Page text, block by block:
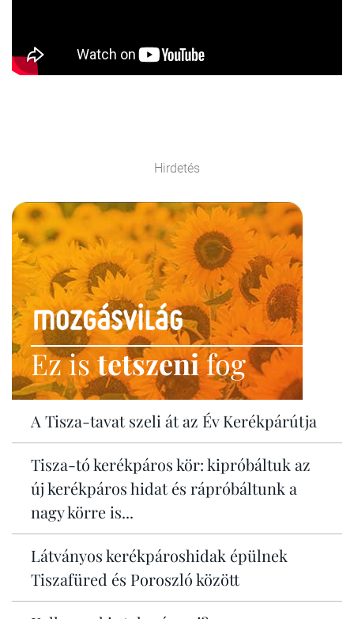
Hirdetés
Ez istetszenifog
A Tisza-tavat szeli át az Év Kerékpárútja
Tisza-tó kerékpáros kör: kipróbáltuk az
új kerékpáros hidat és rápróbáltunk a
nagy körre is...
Látványos kerékpároshidak épülnek
Tiszafüred és Poroszló között